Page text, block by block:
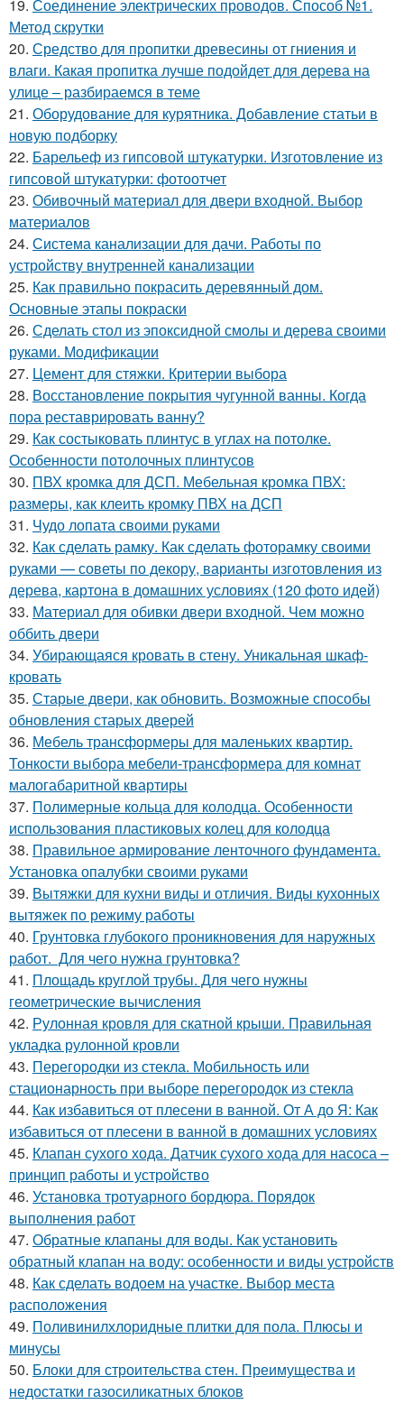
19. Соединение электрических проводов. Способ №1.
Метод скрутки
20. Средство для пропитки древесины от гниения и
влаги. Какая пропитка лучше подойдет для дерева на
улице – разбираемся в теме
21. Оборудование для курятника. Добавление статьи в
новую подборку
22. Барельеф из гипсовой штукатурки. Изготовление из
гипсовой штукатурки: фотоотчет
23. Обивочный материал для двери входной. Выбор
материалов
24. Система канализации для дачи. Работы по
устройству внутренней канализации
25. Как правильно покрасить деревянный дом.
Основные этапы покраски
26. Сделать стол из эпоксидной смолы и дерева своими
руками. Модификации
27. Цемент для стяжки. Критерии выбора
28. Восстановление покрытия чугунной ванны. Когда
пора реставрировать ванну?
29. Как состыковать плинтус в углах на потолке.
Особенности потолочных плинтусов
30. ПВХ кромка для ДСП. Мебельная кромка ПВХ:
размеры, как клеить кромку ПВХ на ДСП
31. Чудо лопата своими руками
32. Как сделать рамку. Как сделать фоторамку своими
руками — советы по декору, варианты изготовления из
дерева, картона в домашних условиях (120 фото идей)
33. Материал для обивки двери входной. Чем можно
оббить двери
34. Убирающаяся кровать в стену. Уникальная шкаф-
кровать
35. Старые двери, как обновить. Возможные способы
обновления старых дверей
36. Мебель трансформеры для маленьких квартир.
Тонкости выбора мебели-трансформера для комнат
малогабаритной квартиры
37. Полимерные кольца для колодца. Особенности
использования пластиковых колец для колодца
38. Правильное армирование ленточного фундамента.
Установка опалубки своими руками
39. Вытяжки для кухни виды и отличия. Виды кухонных
вытяжек по режиму работы
40. Грунтовка глубокого проникновения для наружных
работ. Для чего нужна грунтовка?
41. Площадь круглой трубы. Для чего нужны
геометрические вычисления
42. Рулонная кровля для скатной крыши. Правильная
укладка рулонной кровли
43. Перегородки из стекла. Мобильность или
стационарность при выборе перегородок из стекла
44. Как избавиться от плесени в ванной. От А до Я: Как
избавиться от плесени в ванной в домашних условиях
45. Клапан сухого хода. Датчик сухого хода для насоса –
принцип работы и устройство
46. Установка тротуарного бордюра. Порядок
выполнения работ
47. Обратные клапаны для воды. Как установить
обратный клапан на воду: особенности и виды устройств
48. Как сделать водоем на участке. Выбор места
расположения
49. Поливинилхлоридные плитки для пола. Плюсы и
минусы
50. Блоки для строительства стен. Преимущества и
недостатки газосиликатных блоков